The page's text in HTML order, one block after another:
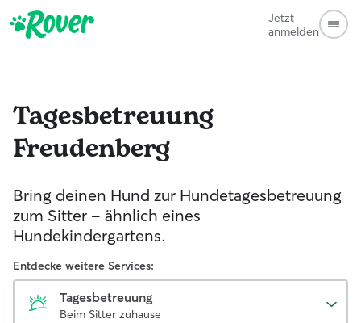
Jetzt
anmelden
Tagesbetreuung
Freudenberg
Bring deinen Hund zur Hundetagesbetreuung
zum Sitter - ähnlich eines
Hundekindergartens.
Entdecke weitere Services:
Tagesbetreuung
Beim Sitter zuhause